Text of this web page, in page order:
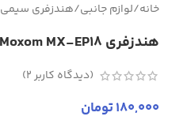
خانه/لوازم جانبی/هندزفری سیمی
هندزفری Moxom MX-EP18
(دیدگاه کاربر2
)
180,000تومان